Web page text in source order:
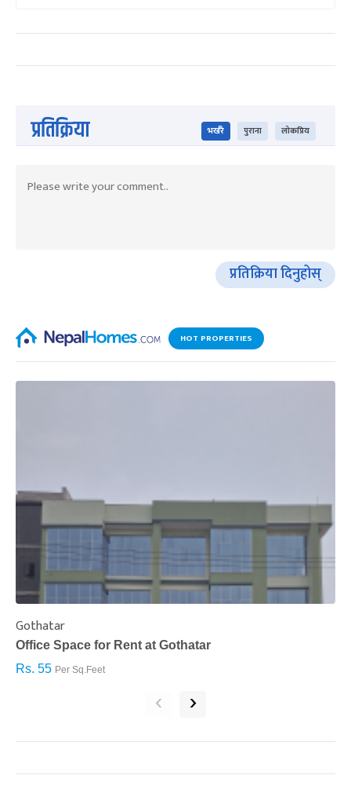
प्रतिक्रिया भर्खरै पुराना लोकप्रिय
प्रतिक्रिया दिनुहोस्
HOT PROPERTIES
Gothatar
Office Space for Rent at Gothatar
Rs. 55 Per Sq.Feet
‹ ›